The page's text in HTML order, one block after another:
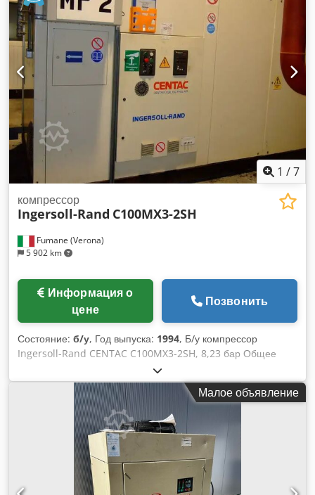
1 /7
Fumane (Verona)
5 902 km
компрессор
Ingersoll-Rand C100MX3-2SH
цене
Позвонить
Состояние: б/у, Год выпуска: 1994, Б/у компрессор
Ingersoll-Rand CENTAC C100MX3-2SH, 8,23 бар Общее
описание б/у компрессора Ingersoll-Rand CENTAC
Chedjxcwx Hspfx Aftoa Б/у воздушный компрессор
Ingersoll-Rand CENTAC C100MX3-2SH 8,23 бар
эффективно удовлетворяет потребности промышленных
предприятий в подаче сжатого воздуха. Благодаря
современной конструкции, обеспечивается стабильная и
надёжная работа в непрерывном режиме. Трёхфазный
электродвигатель напрямую соединён через беззазорную
зубчатую муфту, минимизируя механические потери и
Малое объявление